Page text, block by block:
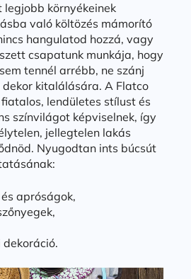
legjobb környékeinek
való költözés mámorító
hangulatod hozzá, vagy
csapatunk munkája, hogy
tennél arrébb, ne szánj
kitalálására. A Flatco
lendületes stílust és
színvilágot képviselnek, így
jellegtelen lakás
Nyugodtan ints búcsút
apróságok,
dekoráció.